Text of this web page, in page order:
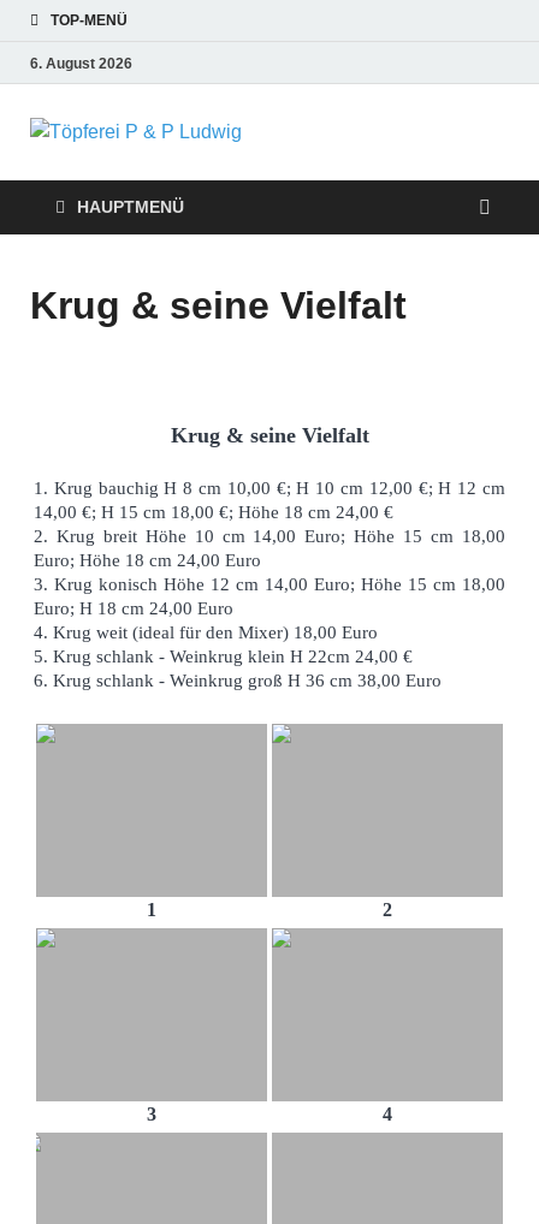
TOP-MENÜ
6. August 2026
HAUPTMENÜ
Krug & seine Vielfalt
Krug & seine Vielfalt
1. Krug bauchig H 8 cm 10,00 €; H 10 cm 12,00 €; H 12 cm
14,00 €; H 15 cm 18,00 €; Höhe 18 cm 24,00 €
2. Krug breit Höhe 10 cm 14,00 Euro; Höhe 15 cm 18,00
Euro; Höhe 18 cm 24,00 Euro
3. Krug konisch Höhe 12 cm 14,00 Euro; Höhe 15 cm 18,00
Euro; H 18 cm 24,00 Euro
4. Krug weit (ideal für den Mixer) 18,00 Euro
5. Krug schlank - Weinkrug klein H 22cm 24,00 €
6. Krug schlank - Weinkrug groß H 36 cm 38,00 Euro
1 2
3 4